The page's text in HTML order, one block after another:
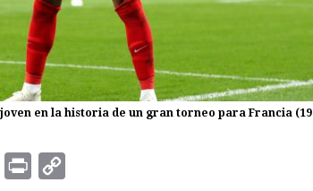
en la historia de un gran torneo para Francia (19